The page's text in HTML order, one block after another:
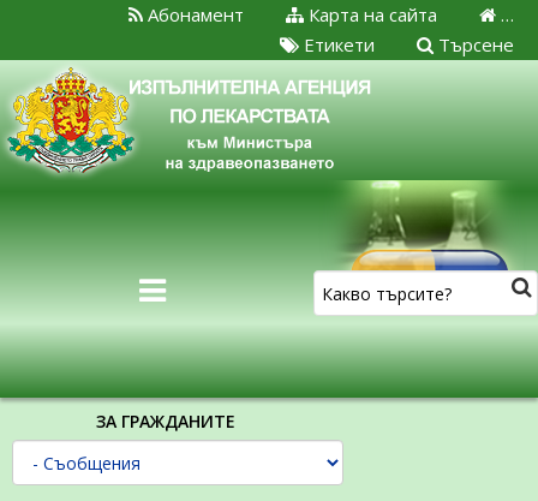
…
Карта на сайта
Абонамент
Търсене
Етикети
ЗА ГРАЖДАНИТЕ